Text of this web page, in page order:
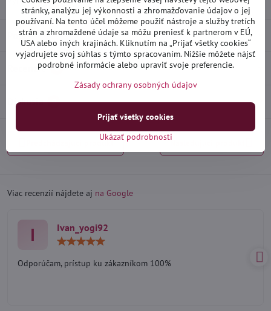
Popis
Recenzie 0
Diskusia 0
Predchádzajúci produkt Nasledujúci produkt
Viac recenzií nájdete aj na Google
I Ivan_yogi92
5
Odporúčam, prístup ku zákazníkom 100%
stránky, analýzu jej výkonnosti a zhromažďovanie údajov o jej
používaní. Na tento účel môžeme použiť nástroje a služby tretích
strán a zhromaždené údaje sa môžu preniesť k partnerom v EÚ,
USA alebo iných krajinách. Kliknutím na „Prijať všetky cookies“
vyjadrujete svoj súhlas s týmto spracovaním. Nižšie môžete nájsť
podrobné informácie alebo upraviť svoje preferencie.
Zásady ochrany osobných údajov
Ukázať podrobnosti
Prijať všetky cookies